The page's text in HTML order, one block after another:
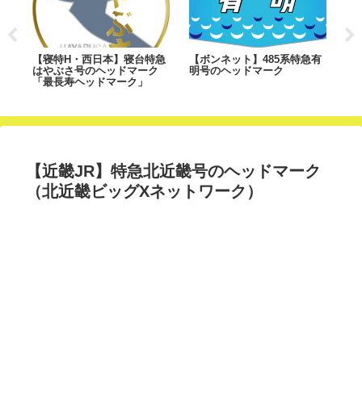
【寝特H・西日本】寝台特急
はやぶさ号のヘッドマーク
「最長寿ヘッドマーク」
【ボンネット】485系特急有
明号のヘッドマーク
【近畿JR】特急北近畿号のヘッドマーク
（北近畿ビッグXネットワーク）